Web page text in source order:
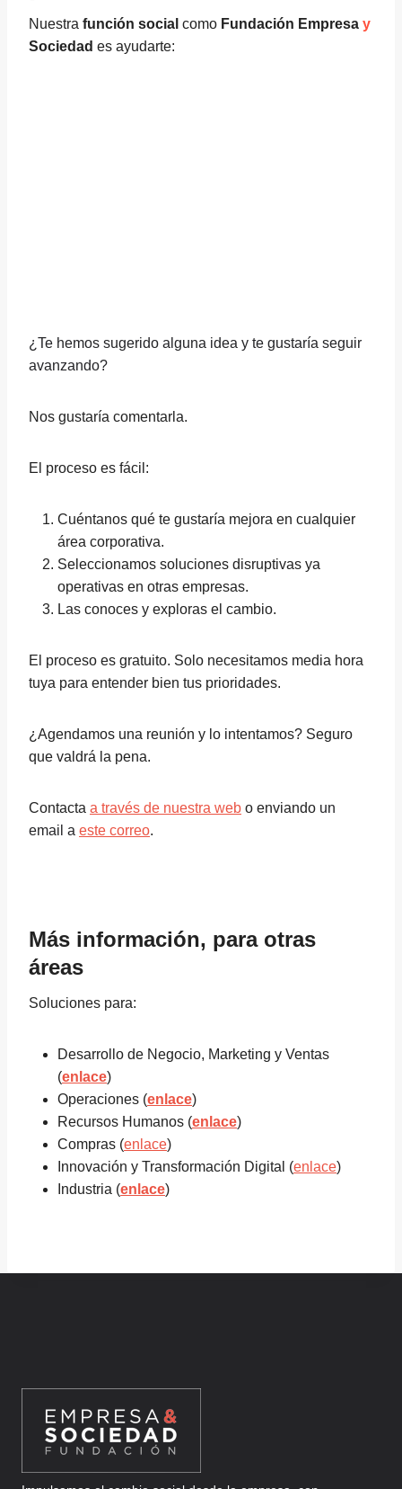
Nuestra función social como Fundación Empresa y
Sociedad es ayudarte:
¿Te hemos sugerido alguna idea y te gustaría seguir
avanzando?
Nos gustaría comentarla.
El proceso es fácil:
Cuéntanos qué te gustaría mejora en cualquier
área corporativa.
Seleccionamos soluciones disruptivas ya
operativas en otras empresas.
Las conoces y exploras el cambio.
El proceso es gratuito. Solo necesitamos media hora
tuya para entender bien tus prioridades.
¿Agendamos una reunión y lo intentamos? Seguro
que valdrá la pena.
Contacta a través de nuestra web o enviando un
email a este correo.
Más información, para otras
áreas
Soluciones para:
Desarrollo de Negocio, Marketing y Ventas
(enlace)
Operaciones (enlace)
Recursos Humanos (enlace)
Compras (enlace)
Innovación y Transformación Digital (enlace)
Industria (enlace)